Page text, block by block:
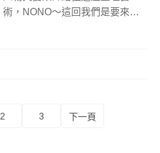
術，NONO～這回我們是要來教
2 3 下一頁